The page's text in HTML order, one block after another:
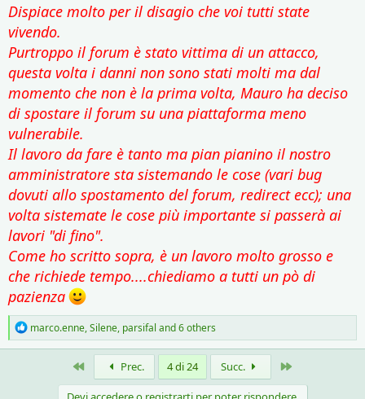
Dispiace molto per il disagio che voi tutti state
vivendo.
Purtroppo il forum è stato vittima di un attacco,
questa volta i danni non sono stati molti ma dal
momento che non è la prima volta, Mauro ha deciso
di spostare il forum su una piattaforma meno
vulnerabile.
Il lavoro da fare è tanto ma pian pianino il nostro
amministratore sta sistemando le cose (vari bug
dovuti allo spostamento del forum, redirect ecc); una
volta sistemate le cose più importante si passerà ai
lavori "di fino".
Come ho scritto sopra, è un lavoro molto grosso e
che richiede tempo....chiediamo a tutti un pò di
pazienza
R
e
a
marco.enne,Silene, parsifal and 6 others
Primo Prec. 4 di 24 Succ.